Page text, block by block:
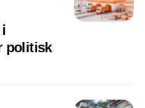
politisk